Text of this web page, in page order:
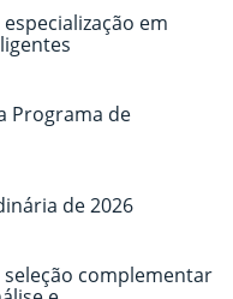
em
Programa de
de 2026
seleção complementar